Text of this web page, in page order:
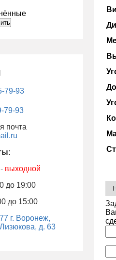
79-93
79-93
выходной
до 19:00
до 15:00
г. Воронеж,
д. 63